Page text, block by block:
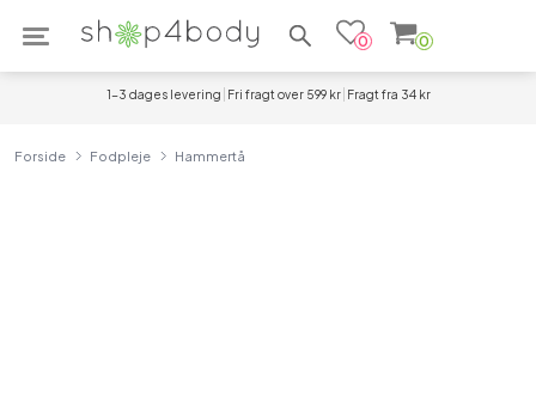
Søg efter produkter
0 0
1-3 dages levering Fri fragt over 599 kr Fragt fra 34 kr
Forside Fodpleje Hammertå